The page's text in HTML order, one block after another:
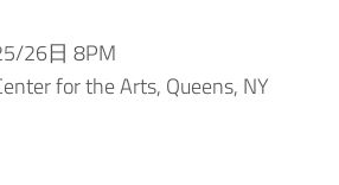
26日 8PM
for the Arts, Queens, NY